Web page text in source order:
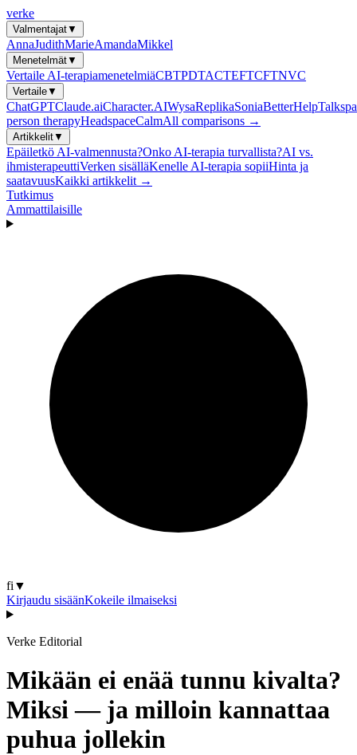
verke
Valmentajat▼
AnnaJudithMarieAmandaMikkel
Menetelmät▼
Vertaile AI-terapiamenetelmiäCBTPDTACTEFTCFTNVC
Vertaile▼
ChatGPTClaude.aiCharacter.AIWysaReplikaSoniaBetterHelp
person therapyHeadspaceCalmAll comparisons →
Artikkelit▼
Epäiletkö AI-valmennusta?Onko AI-terapia turvallista?AI vs.
ihmisterapeuttiVerken sisälläKenelle AI-terapia sopiiHinta ja
saatavuusKaikki artikkelit →
Tutkimus
Ammattilaisille
fi ▼
Kirjaudu sisäänKokeile ilmaiseksi
Verke Editorial
Mikään ei enää tunnu kivalta?
Miksi — ja milloin kannattaa
puhua jollekin